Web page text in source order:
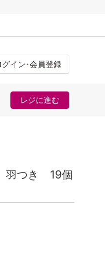
グイン･会員登録
レジに進む
つき 19個